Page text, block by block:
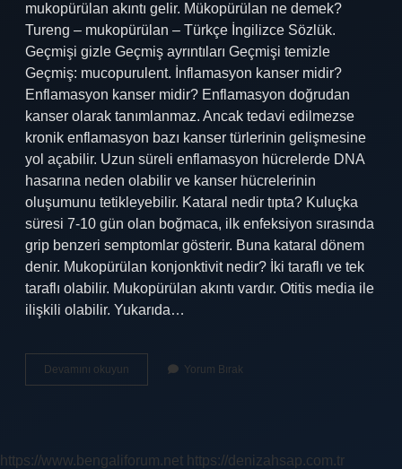
mukopürülan akıntı gelir. Mükopürülan ne demek?
Tureng – mukopürülan – Türkçe İngilizce Sözlük.
Geçmişi gizle Geçmiş ayrıntıları Geçmişi temizle
Geçmiş: mucopurulent. İnflamasyon kanser midir?
Enflamasyon kanser midir? Enflamasyon doğrudan
kanser olarak tanımlanmaz. Ancak tedavi edilmezse
kronik enflamasyon bazı kanser türlerinin gelişmesine
yol açabilir. Uzun süreli enflamasyon hücrelerde DNA
hasarına neden olabilir ve kanser hücrelerinin
oluşumunu tetikleyebilir. Kataral nedir tıpta? Kuluçka
süresi 7-10 gün olan boğmaca, ilk enfeksiyon sırasında
grip benzeri semptomlar gösterir. Buna kataral dönem
denir. Mukopürülan konjonktivit nedir? İki taraflı ve tek
taraflı olabilir. Mukopürülan akıntı vardır. Otitis media ile
ilişkili olabilir. Yukarıda…
Devamını okuyun Mukopürülan
Ne
Yorum Bırak
https://www.bengaliforum.net https://denizahsap.com.tr